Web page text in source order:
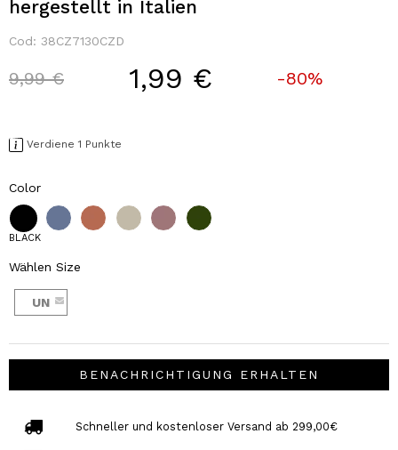
hergestellt in Italien
Cod: 38CZ7130CZD
Price reduced from
9,99 €to 1,99 € -80%
Verdiene 1 Punkte
Color
BLACK
Wählen Size
UN
BENACHRICHTIGUNG ERHALTEN
Schneller und kostenloser Versand ab 299,00€